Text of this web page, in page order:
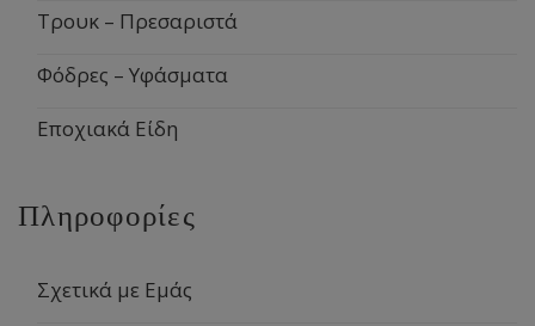
Τρουκ – Πρεσαριστά
Φόδρες – Υφάσματα
Εποχιακά Είδη
Πληροφορίες
Σχετικά με Εμάς